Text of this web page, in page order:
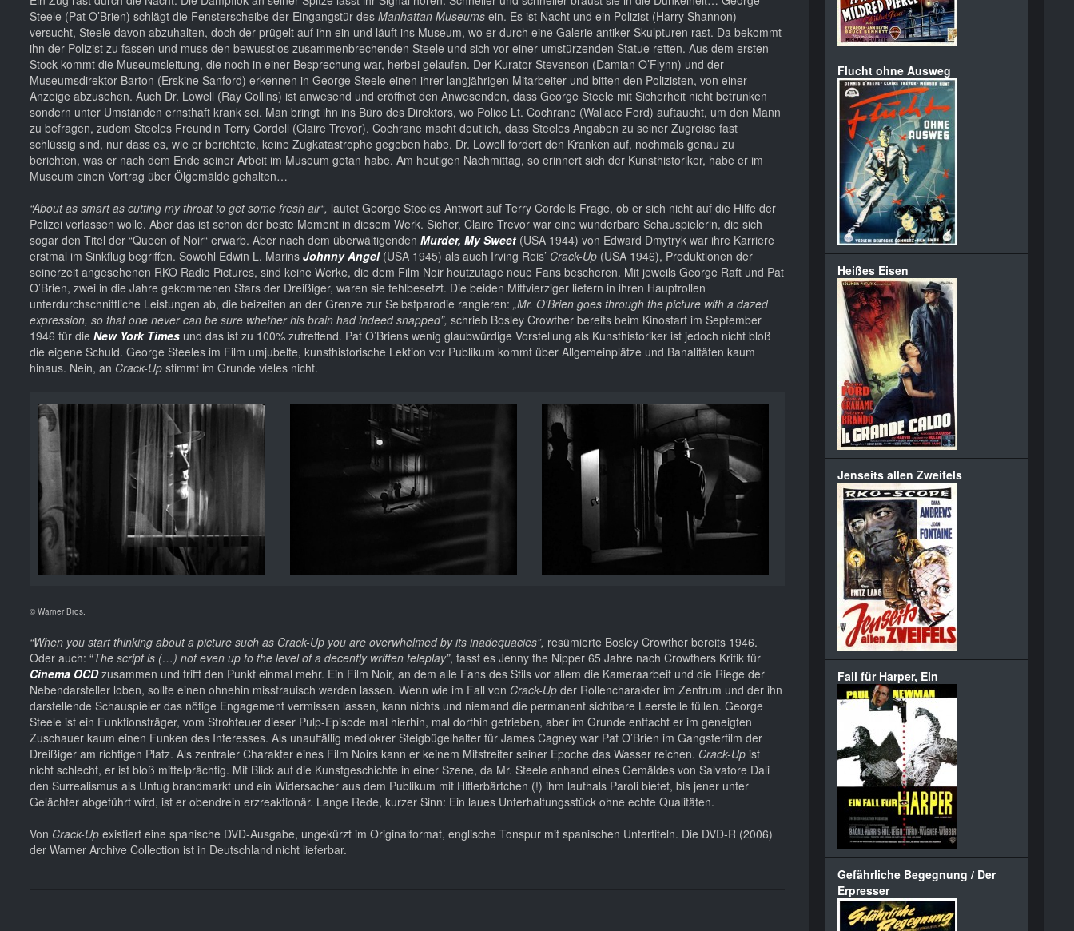
Steele (Pat O’Brien) schlägt die Fensterscheibe der Eingangstür des Manhattan Museums ein. Es ist Nacht und ein Polizist (Harry Shannon)
versucht, Steele davon abzuhalten, doch der prügelt auf ihn ein und läuft ins Museum, wo er durch eine Galerie antiker Skulpturen rast. Da bekommt
ihn der Polizist zu fassen und muss den bewusstlos zusammenbrechenden Steele und sich vor einer umstürzenden Statue retten. Aus dem ersten
Stock kommt die Museumsleitung, die noch in einer Besprechung war, herbei gelaufen. Der Kurator Stevenson (Damian O’Flynn) und der
Museumsdirektor Barton (Erskine Sanford) erkennen in George Steele einen ihrer langjährigen Mitarbeiter und bitten den Polizisten, von einer
Anzeige abzusehen. Auch Dr. Lowell (Ray Collins) ist anwesend und eröffnet den Anwesenden, dass George Steele mit Sicherheit nicht betrunken
sondern unter Umständen ernsthaft krank sei. Man bringt ihn ins Büro des Direktors, wo Police Lt. Cochrane (Wallace Ford) auftaucht, um den Mann
zu befragen, zudem Steeles Freundin Terry Cordell (Claire Trevor). Cochrane macht deutlich, dass Steeles Angaben zu seiner Zugreise fast
schlüssig sind, nur dass es, wie er berichtete, keine Zugkatastrophe gegeben habe. Dr. Lowell fordert den Kranken auf, nochmals genau zu
berichten, was er nach dem Ende seiner Arbeit im Museum getan habe. Am heutigen Nachmittag, so erinnert sich der Kunsthistoriker, habe er im
Museum einen Vortrag über Ölgemälde gehalten…
“About as smart as cutting my throat to get some fresh air“, lautet George Steeles Antwort auf Terry Cordells Frage, ob er sich nicht auf die Hilfe der
Polizei verlassen wolle. Aber das ist schon der beste Moment in diesem Werk. Sicher, Claire Trevor war eine wunderbare Schauspielerin, die sich
sogar den Titel der “Queen of Noir“ erwarb. Aber nach dem überwältigenden Murder, My Sweet (USA 1944) von Edward Dmytryk war ihre Karriere
erstmal im Sinkflug begriffen. Sowohl Edwin L. Marins Johnny Angel (USA 1945) als auch Irving Reis’ Crack-Up (USA 1946), Produktionen der
seinerzeit angesehenen RKO Radio Pictures, sind keine Werke, die dem Film Noir heutzutage neue Fans bescheren. Mit jeweils George Raft und Pat
O’Brien, zwei in die Jahre gekommenen Stars der Dreißiger, waren sie fehlbesetzt. Die beiden Mittvierziger liefern in ihren Hauptrollen
unterdurchschnittliche Leistungen ab, die beizeiten an der Grenze zur Selbstparodie rangieren: „Mr. O'Brien goes through the picture with a dazed
expression, so that one never can be sure whether his brain had indeed snapped”, schrieb Bosley Crowther bereits beim Kinostart im September
1946 für die New York Times und das ist zu 100% zutreffend. Pat O’Briens wenig glaubwürdige Vorstellung als Kunsthistoriker ist jedoch nicht bloß
die eigene Schuld. George Steeles im Film umjubelte, kunsthistorische Lektion vor Publikum kommt über Allgemeinplätze und Banalitäten kaum
hinaus. Nein, an Crack-Up stimmt im Grunde vieles nicht.
© Warner Bros.
“When you start thinking about a picture such as Crack-Up you are overwhelmed by its inadequacies”, resümierte Bosley Crowther bereits 1946.
Oder auch: “The script is (…) not even up to the level of a decently written teleplay”, fasst es Jenny the Nipper 65 Jahre nach Crowthers Kritik für
Cinema OCDzusammen und trifft den Punkt einmal mehr. Ein Film Noir, an dem alle Fans des Stils vor allem die Kameraarbeit und die Riege der
Nebendarsteller loben, sollte einen ohnehin misstrauisch werden lassen. Wenn wie im Fall von Crack-Up der Rollencharakter im Zentrum und der ihn
darstellende Schauspieler das nötige Engagement vermissen lassen, kann nichts und niemand die permanent sichtbare Leerstelle füllen. George
Steele ist ein Funktionsträger, vom Strohfeuer dieser Pulp-Episode mal hierhin, mal dorthin getrieben, aber im Grunde entfacht er im geneigten
Zuschauer kaum einen Funken des Interesses. Als unauffällig mediokrer Steigbügelhalter für James Cagney war Pat O’Brien im Gangsterfilm der
Dreißiger am richtigen Platz. Als zentraler Charakter eines Film Noirs kann er keinem Mitstreiter seiner Epoche das Wasser reichen. Crack-Up ist
nicht schlecht, er ist bloß mittelprächtig. Mit Blick auf die Kunstgeschichte in einer Szene, da Mr. Steele anhand eines Gemäldes von Salvatore Dali
den Surrealismus als Unfug brandmarkt und ein Widersacher aus dem Publikum mit Hitlerbärtchen (!) ihm lauthals Paroli bietet, bis jener unter
Gelächter abgeführt wird, ist er obendrein erzreaktionär. Lange Rede, kurzer Sinn: Ein laues Unterhaltungsstück ohne echte Qualitäten.
Von Crack-Up existiert eine spanische DVD-Ausgabe, ungekürzt im Originalformat, englische Tonspur mit spanischen Untertiteln. Die DVD-R (2006)
der Warner Archive Collection ist in Deutschland nicht lieferbar.
Flucht ohne Ausweg
Heißes Eisen
Jenseits allen Zweifels
Fall für Harper, Ein
Gefährliche Begegnung / Der
Erpresser